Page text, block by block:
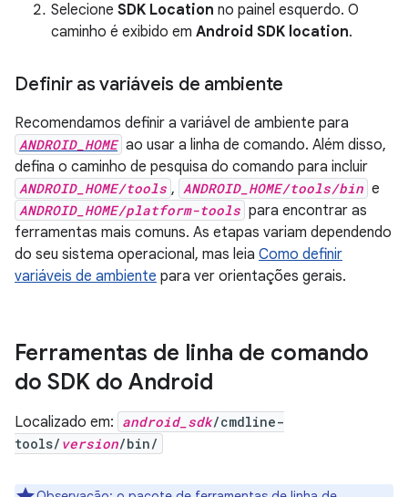
Selecione SDK Location no painel esquerdo. O
caminho é exibido em Android SDK location.
Definir as variáveis de ambiente
Recomendamos definir a variável de ambiente para
ANDROID_HOME ao usar a linha de comando. Além disso,
defina o caminho de pesquisa do comando para incluir
ANDROID_HOME/tools , ANDROID_HOME/tools/bin e
ANDROID_HOME/platform-tools para encontrar as
ferramentas mais comuns. As etapas variam dependendo
do seu sistema operacional, mas leia Como definir
variáveis de ambiente para ver orientações gerais.
Ferramentas de linha de comando
do SDK do Android
Localizado em: android_sdk/cmdline-
tools/ version/bin/